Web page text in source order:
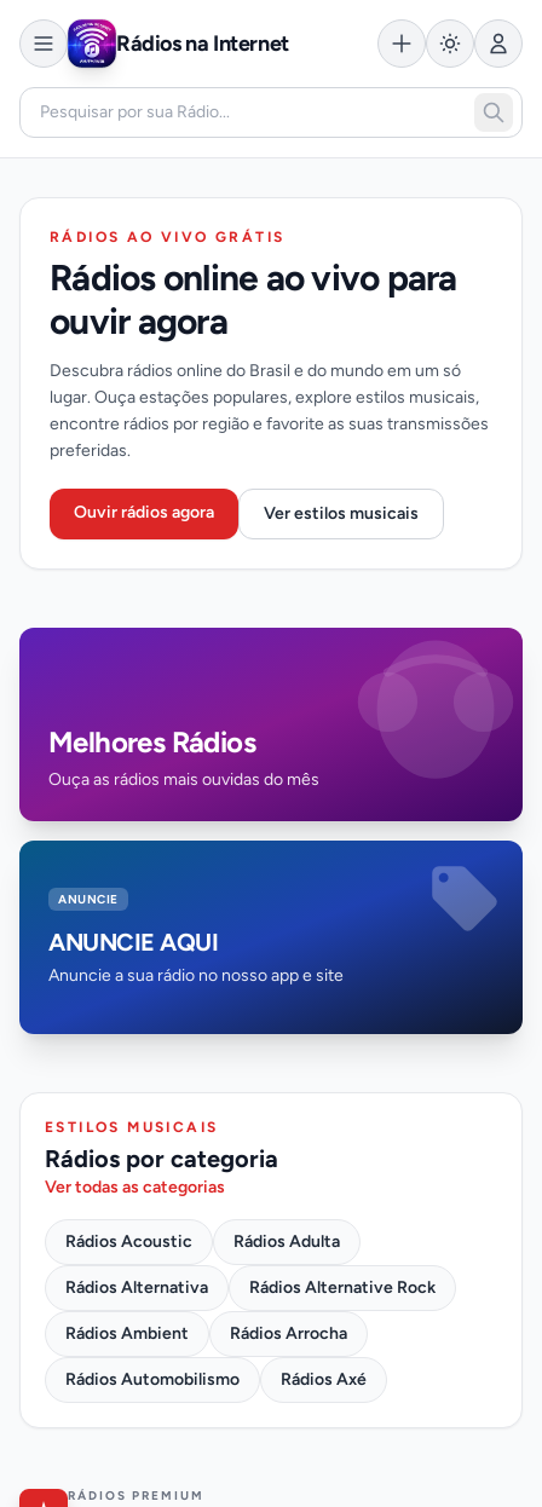
Rádios na Internet
RÁDIOS AO VIVO GRÁTIS
Rádios online ao vivo para
ouvir agora
Descubra rádios online do Brasil e do mundo em um só
lugar. Ouça estações populares, explore estilos musicais,
encontre rádios por região e favorite as suas transmissões
preferidas.
Ouvir rádios agora Ver estilos musicais
Melhores Rádios
Ouça as rádios mais ouvidas do mês
ANUNCIE
ANUNCIE AQUI
Anuncie a sua rádio no nosso app e site
ESTILOS MUSICAIS
Rádios por categoria
Ver todas as categorias
Rádios Acoustic Rádios Adulta
Rádios Alternativa Rádios Alternative Rock
Rádios Ambient Rádios Arrocha
Rádios Automobilismo Rádios Axé
RÁDIOS PREMIUM